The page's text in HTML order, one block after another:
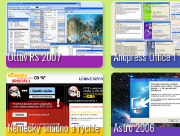
Ottův RS 2007 Anopress Office 1
Německy snadno a rychle Astro 2006